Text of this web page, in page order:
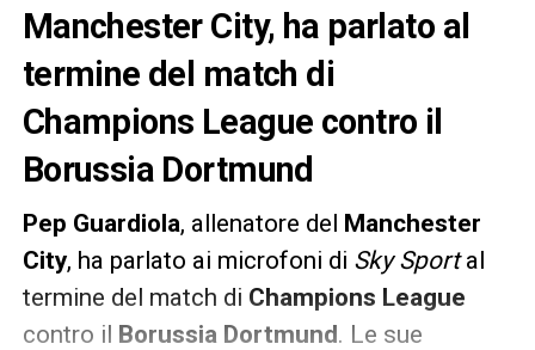
Manchester City, ha parlato al
termine del match di
Champions League contro il
Borussia Dortmund
Pep Guardiola, allenatore del Manchester
City, ha parlato ai microfoni di Sky Sportal
termine del match di Champions League
contro il Borussia Dortmund. Le sue